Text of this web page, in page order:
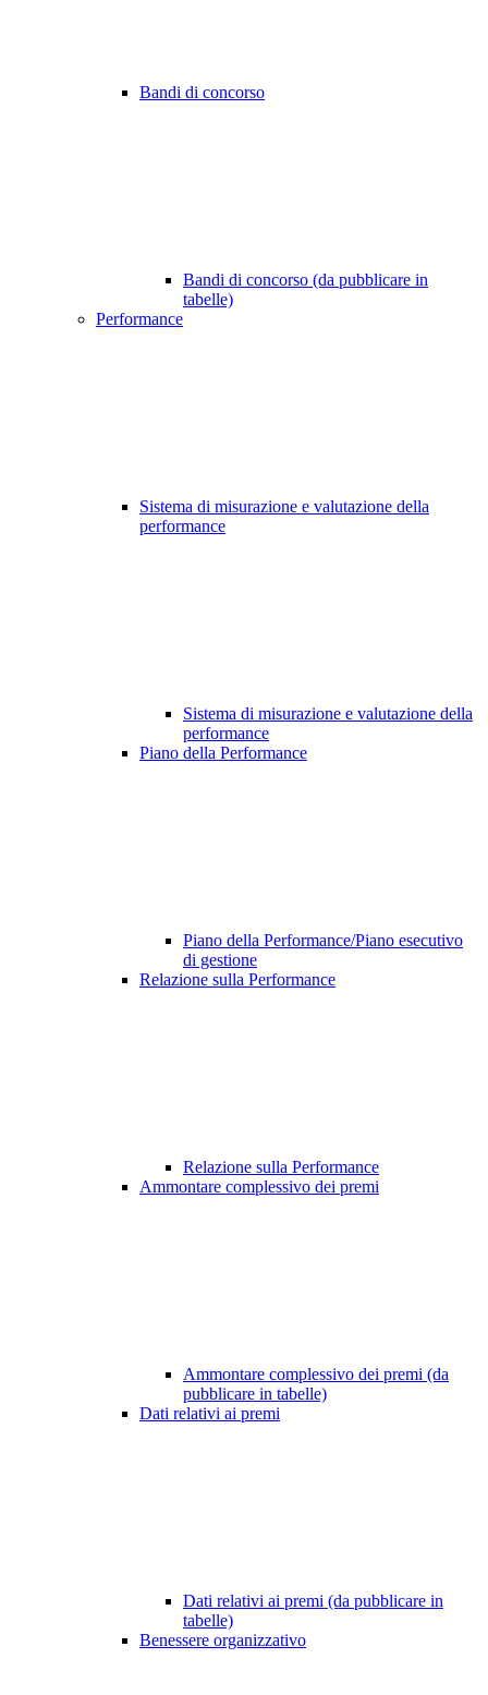
Bandi di concorso
Bandi di concorso (da pubblicare in
tabelle)
Performance
Sistema di misurazione e valutazione della
performance
Sistema di misurazione e valutazione della
performance
Piano della Performance
Piano della Performance/Piano esecutivo
di gestione
Relazione sulla Performance
Relazione sulla Performance
Ammontare complessivo dei premi
Ammontare complessivo dei premi (da
pubblicare in tabelle)
Dati relativi ai premi
Dati relativi ai premi (da pubblicare in
tabelle)
Benessere organizzativo